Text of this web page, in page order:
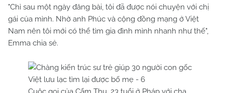
"Chỉ sau một ngày đăng bài, tôi đã được nói chuyện với chị
gái của mình. Nhờ anh Phúc và cộng đồng mạng ở Việt
Nam nên tôi mới có thể tìm gia đình mình nhanh như thế",
Emma chia sẻ.